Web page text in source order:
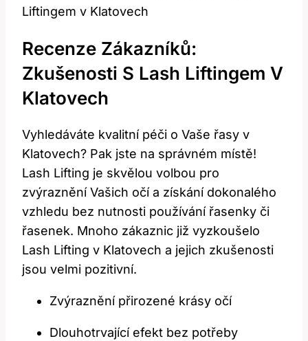
Recenze Zákazníků:
Zkušenosti S Lash Liftingem V‌
Klatovech
Vyhledáváte kvalitní péči o Vaše řasy v‌
Klatovech? Pak jste na správném místě!
Lash Lifting je skvělou volbou pro
zvýraznění Vašich ⁣očí‍ a ‍získání dokonalého
vzhledu bez nutnosti používání‍ řasenky⁤ či
řasenek. Mnoho zákaznic ⁤již vyzkoušelo⁢
Lash Lifting v Klatovech‍ a⁤ jejich zkušenosti
jsou velmi pozitivní.
Zvýraznění přirozené krásy ‍očí
Dlouhotrvající efekt bez potřeby